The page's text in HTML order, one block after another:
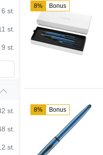
6 st.
st.
9 st.
st.
st.
st.
8% Bonus
8% Bonus